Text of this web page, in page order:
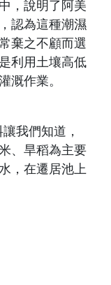
，說明了阿美
認為這種潮濕
棄之不顧而選
利用土壤高低
溉作業。
我們知道，
、旱稻為主要
，在遷居池上